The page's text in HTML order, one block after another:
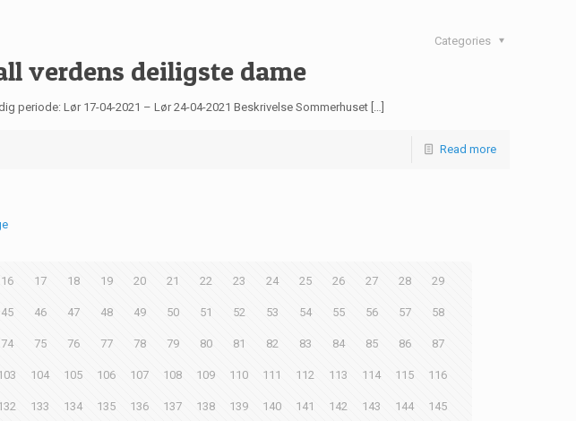
Categories
verdens deiligste dame
periode: Lør 17-04-2021 – Lør 24-04-2021 Beskrivelse Sommerhuset […]
Read more
16 17 18 19 20 21 22 23 24 25 26 27 28 29
45 46 47 48 49 50 51 52 53 54 55 56 57 58
74 75 76 77 78 79 80 81 82 83 84 85 86 87
104 105 106 107 108 109 110 111 112 113 114 115 116
133 134 135 136 137 138 139 140 141 142 143 144 145